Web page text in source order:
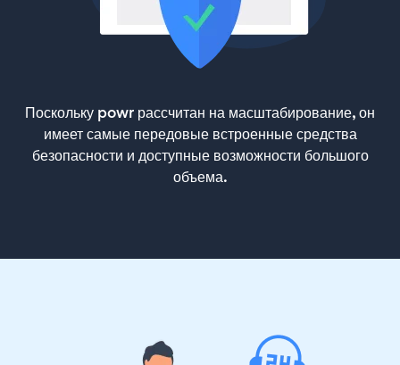
Поскольку powr рассчитан на масштабирование, он
имеет самые передовые встроенные средства
безопасности и доступные возможности большого
объема.